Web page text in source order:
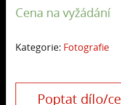
Cena na vyžádání
Kategorie: Fotografie
Poptat dílo/